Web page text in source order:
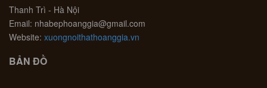
Thanh Trì - Hà Nội
Email: nhabephoanggia@gmail.com
Website: xuongnoithathoanggia.vn
BẢN ĐỒ